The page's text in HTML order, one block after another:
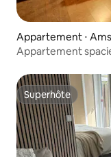
Appartement ⋅
Appartement
Superhôte
Superhôte